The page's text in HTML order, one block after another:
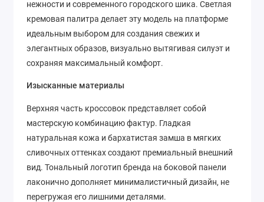
нежности и современного городского шика. Светлая
кремовая палитра делает эту модель на платформе
идеальным выбором для создания свежих и
элегантных образов, визуально вытягивая силуэт и
сохраняя максимальный комфорт.
Изысканные материалы
Верхняя часть кроссовок представляет собой
мастерскую комбинацию фактур. Гладкая
натуральная кожа и бархатистая замша в мягких
сливочных оттенках создают премиальный внешний
вид. Тональный логотип бренда на боковой панели
лаконично дополняет минималистичный дизайн, не
перегружая его лишними деталями.